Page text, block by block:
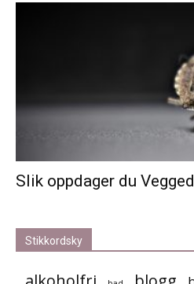
Slik oppdager du
Stikkordsky